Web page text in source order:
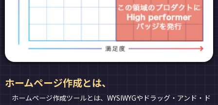
ホームページ作成とは、
ホームページ作成ツールとは、WYSIWYGやドラッグ・アンド・ド